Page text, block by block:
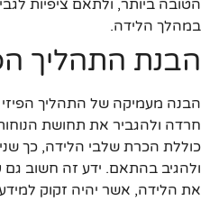
הטובה ביותר, ולתאם ציפיות
במהלך הלידה.
הבנת התהליך
הבנה מעמיקה של התהליך
חרדה ולהגביר את תחושת
כוללת הכרת שלבי הלידה, כך
ולהגיב בהתאם. ידע זה חשוב גם
את הלידה, אשר יהיה זקוק